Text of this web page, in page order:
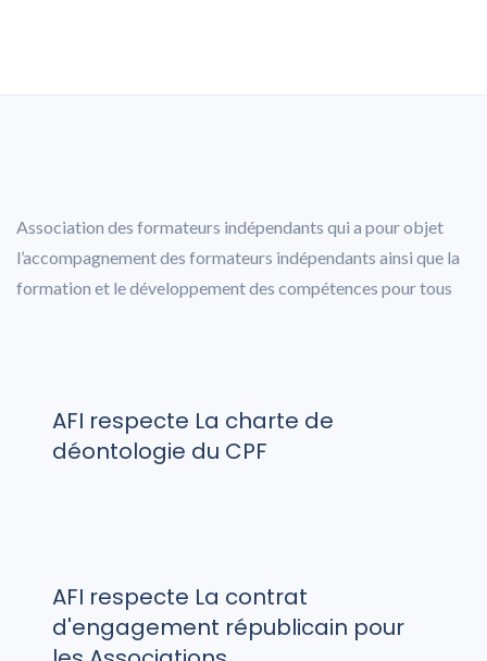
Association des formateurs indépendants qui a pour objet
l’accompagnement des formateurs indépendants ainsi que la
formation et le développement des compétences pour tous
AFI respecte La charte de
déontologie du CPF
AFI respecte La contrat
d'engagement républicain pour